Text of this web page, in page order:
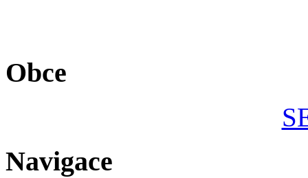
Obce
Navigace